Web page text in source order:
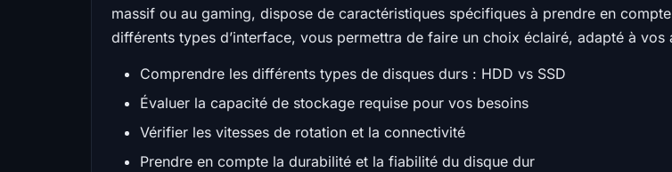
massif ou au gaming, dispose de caractéristiques spécifiques à prendre en
différents types d’interface, vous permettra de faire un choix éclairé, adapté à vos
Comprendre les différents types de disques durs : HDD vs SSD
Évaluer la capacité de stockage requise pour vos besoins
Vérifier les vitesses de rotation et la connectivité
Prendre en compte la durabilité et la fiabilité du disque dur